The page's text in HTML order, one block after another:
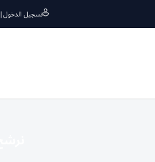
تسجيل الدخول|